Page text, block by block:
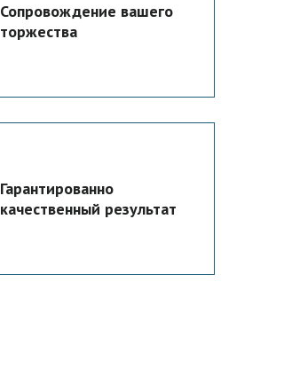
Сопровождение вашего
торжества
Гарантированно
качественный результат